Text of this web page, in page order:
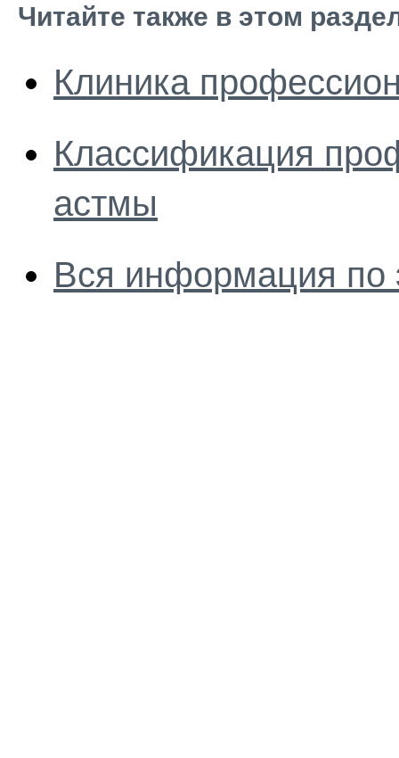
Читайте также в этом
Клиника
Классификация
астмы
Вся информация по